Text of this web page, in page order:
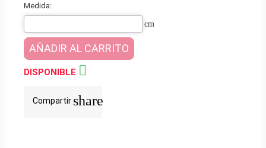
Medida:
cm
AÑADIR AL CARRITO
DISPONIBLE 
Compartir share